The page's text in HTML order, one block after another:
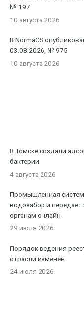
№ 197
10 августа 2026
В NormaCS
03.08.2026, № 975
10 августа 2026
В Томске создали
бактерии
4 августа 2026
Промышленная
водозабор и
органам онлайн
29 июля 2026
Порядок ведения
отрасли изменен
24 июля 2026